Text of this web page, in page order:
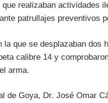
realizaban actividades
patrullajes preventivos
que se desplazaban dos
calibre 14 y
arma.
de Goya, Dr. José Omar